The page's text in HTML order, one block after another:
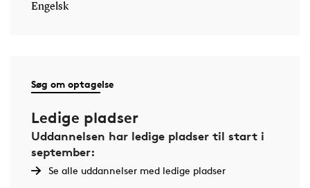
Engelsk
Søg om optagelse
Ledige pladser
Uddannelsen har ledige pladser til start i
september:
Se alle uddannelser med ledige pladser